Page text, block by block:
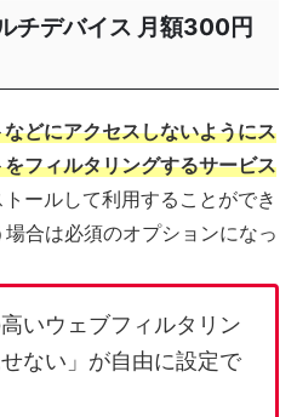
チデバイス 月額300円
どにアクセスしないようにス
フィルタリングするサービス
ールして利用することができ
合は必須のオプションになっ
いウェブフィルタリン
ない」が自由に設定で